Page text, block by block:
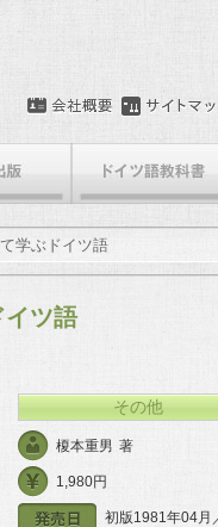
学ぶドイツ語
イツ語
その他
1,980円
榎本重男 著
初版1981年04月